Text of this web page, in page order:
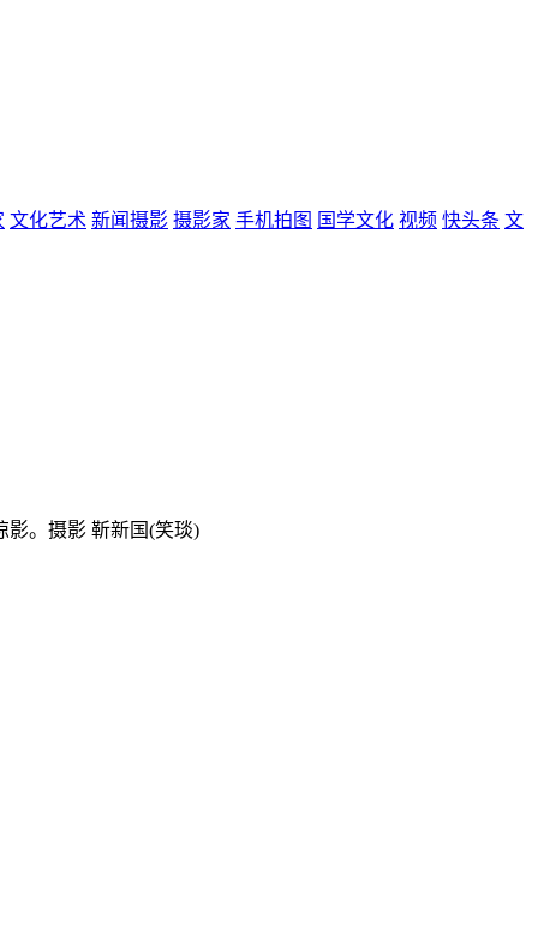
文化艺术 新闻摄影 摄影家 手机拍图 国学文化 视频 快头条 文
影。摄影 靳新国(笑琰)